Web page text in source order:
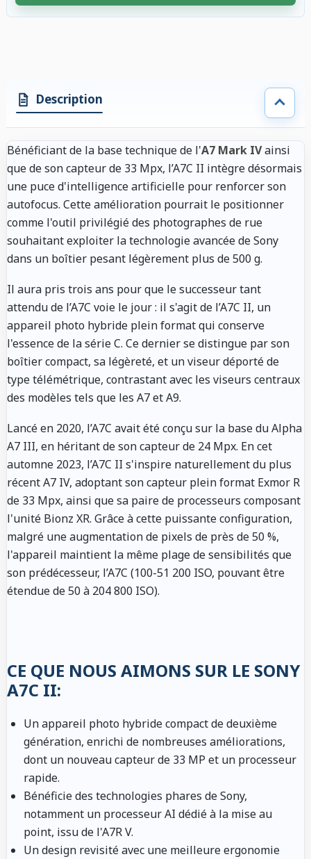
Description
Bénéficiant de la base technique de l'A7 Mark IVainsi
que de son capteur de 33 Mpx, l’A7C II intègre désormais
une puce d'intelligence artificielle pour renforcer son
autofocus. Cette amélioration pourrait le positionner
comme l'outil privilégié des photographes de rue
souhaitant exploiter la technologie avancée de Sony
dans un boîtier pesant légèrement plus de 500 g.
Il aura pris trois ans pour que le successeur tant
attendu de l’A7C voie le jour : il s'agit de l’A7C II, un
appareil photo hybride plein format qui conserve
l'essence de la série C. Ce dernier se distingue par son
boîtier compact, sa légèreté, et un viseur déporté de
type télémétrique, contrastant avec les viseurs centraux
des modèles tels que les A7 et A9.
Lancé en 2020, l’A7C avait été conçu sur la base du Alpha
A7 III, en héritant de son capteur de 24 Mpx. En cet
automne 2023, l’A7C II s'inspire naturellement du plus
récent A7 IV, adoptant son capteur plein format Exmor R
de 33 Mpx, ainsi que sa paire de processeurs composant
l'unité Bionz XR. Grâce à cette puissante configuration,
malgré une augmentation de pixels de près de 50 %,
l'appareil maintient la même plage de sensibilités que
son prédécesseur, l’A7C (100-51 200 ISO, pouvant être
étendue de 50 à 204 800 ISO).
CE QUE NOUS AIMONS SUR LE SONY
A7C II:
Un appareil photo hybride compact de deuxième
génération, enrichi de nombreuses améliorations,
dont un nouveau capteur de 33 MP et un processeur
rapide.
Bénéficie des technologies phares de Sony,
notamment un processeur AI dédié à la mise au
point, issu de l'A7R V.
Un design revisité avec une meilleure ergonomie